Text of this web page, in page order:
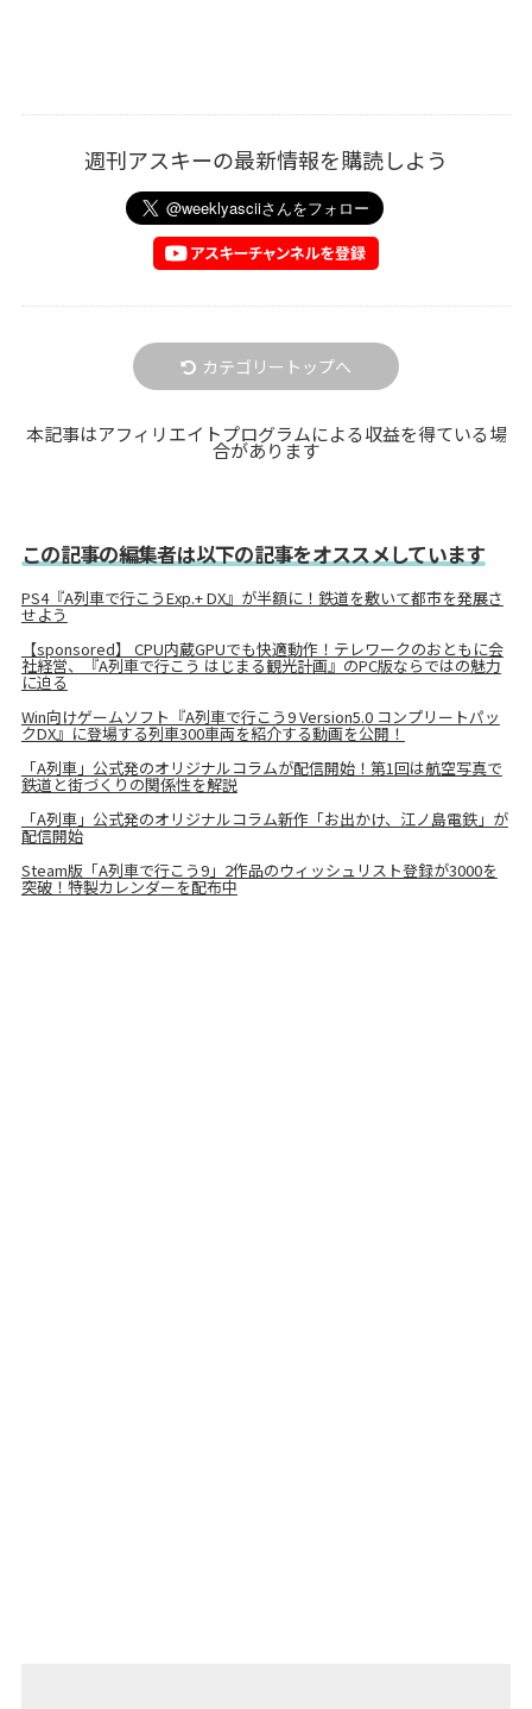
週刊アスキーの最新情報を購読しよう
カテゴリートップへ
本記事はアフィリエイトプログラムによる収益を得ている場
合があります
この記事の編集者は以下の記事をオススメしています
PS4『A列車で行こうExp.+ DX』が半額に！鉄道を敷いて都市を発展さ
せよう
【sponsored】 CPU内蔵GPUでも快適動作！テレワークのおともに会
社経営、『A列車で行こう はじまる観光計画』のPC版ならではの魅力
に迫る
Win向けゲームソフト『A列車で行こう9 Version5.0 コンプリートパッ
クDX』に登場する列車300車両を紹介する動画を公開！
「A列車」公式発のオリジナルコラムが配信開始！第1回は航空写真で
鉄道と街づくりの関係性を解説
「A列車」公式発のオリジナルコラム新作「お出かけ、江ノ島電鉄」が
配信開始
Steam版「A列車で行こう9」2作品のウィッシュリスト登録が3000を
突破！特製カレンダーを配布中